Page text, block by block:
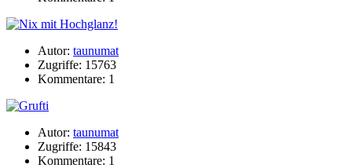
Autor: taunumat
Zugriffe: 15763
Kommentare: 1
Autor: taunumat
Zugriffe: 15843
Kommentare: 1